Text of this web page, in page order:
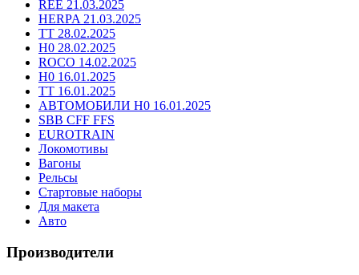
REE 21.03.2025
HERPA 21.03.2025
TT 28.02.2025
H0 28.02.2025
ROCO 14.02.2025
H0 16.01.2025
TT 16.01.2025
АВТОМОБИЛИ H0 16.01.2025
SBB CFF FFS
EUROTRAIN
Локомотивы
Вагоны
Рельсы
Стартовые наборы
Для макета
Авто
Производители